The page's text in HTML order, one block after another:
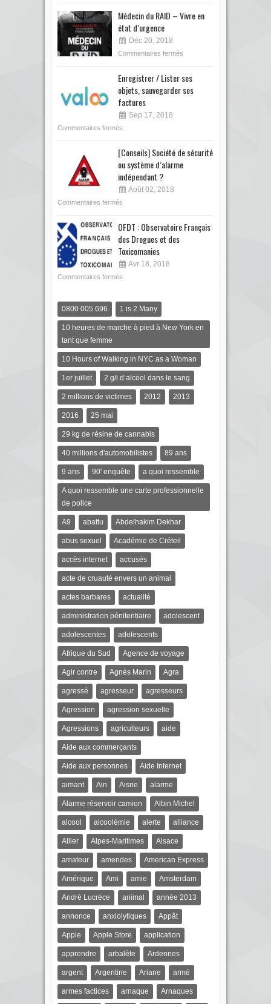
Médecin du RAID – Vivre en
état d’urgence
Déc 20, 2018
Commentaires fermés
Enregistrer / Lister ses
objets, sauvegarder ses
factures
Sep 17, 2018
Commentaires fermés
[Conseils] Société de sécurité
ou système d’alarme
indépendant ?
Août 02, 2018
Commentaires fermés
OFDT : Observatoire Français
des Drogues et des
Toxicomanies
Avr 18, 2018
Commentaires fermés
0800 005 696 1 is 2 Many
10 heures de marche à pied à New York en
tant que femme
10 Hours of Walking in NYC as a Woman
1er juillet 2 g/l d’alcool dans le sang
2 millions de victimes 2012 2013
2016 25 mai
29 kg de résine de cannabis
40 millions d'automobilistes 89 ans
9 ans 90' enquête a quoi ressemble
A quoi ressemble une carte professionnelle
de police
A9 abattu Abdelhakim Dekhar
abus sexuel Académie de Créteil
accès internet accusés
acte de cruauté envers un animal
actes barbares actualité
administration pénitentiaire adolescent
adolescentes adolescents
Afrique du Sud Agence de voyage
Agir contre Agnès Marin Agra
agressé agresseur agresseurs
Agression agression sexuelle
Agressions agriculteurs aide
Aide aux commerçants
Aide aux personnes Aide Internet
aimant Ain Aisne alarme
Alarme réservoir camion Albin Michel
alcool alcoolémie alerte alliance
Allier Alpes-Maritimes Alsace
amateur amendes American Express
Amérique Ami amie Amsterdam
André Lucrèce animal année 2013
annonce anxiolytiques Appât
Apple Apple Store application
apprendre arbalète Ardennes
argent Argentine Ariane armé
armes factices arnaque Arnaques